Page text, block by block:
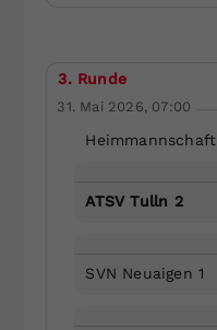
3. Runde
31. Mai 2026, 07:00
Heimmannschaft
ATSV Tulln 2
SVN Neuaigen 1